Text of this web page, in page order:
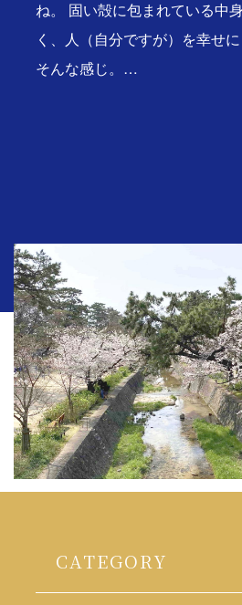
ね。 固い殻に包まれている中
く、人（自分ですが）を幸せに
そんな感じ。…
CATEGORY